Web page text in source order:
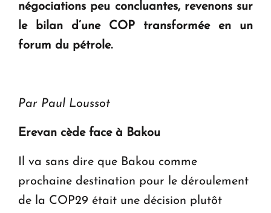
négociations peu concluantes, revenons sur
le bilan d’une COP transformée en un
forum du pétrole.
Par Paul Loussot
Erevan cède face à Bakou
Il va sans dire que Bakou comme
prochaine destination pour le déroulement
de la COP29 était une décision plutôt